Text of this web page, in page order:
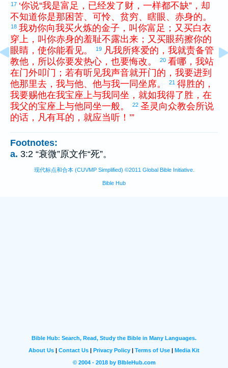
17 ‘你说“我是富足 ， 已经发了财 ， 一样都不缺” ， 却
不知道你是那 困苦、 可怜、 贫穷、 瞎眼、 赤身的。
18 我劝你向我买火炼的金子 ， 叫 你富足 ； 又买白衣
穿上 ， 叫 你赤身的羞耻不露出来 ； 又买眼药擦你的
眼睛 ， 使你能看见。 19 凡我所疼爱的 ， 我就责备管
教他 ， 所以你要发热心 ， 也要悔改。 20 看哪 ， 我站
在门外叩门 ； 若有听见我声音就开门 的 ， 我要进到
他那里去 ， 我与他、 他与我一同 坐席。 21 得胜的 ，
我要赐他在我宝座上与我同 坐 ， 就如我得了胜 ， 在
我父的宝座上与他同 坐一般。 22 圣灵 向众教会所说
的话 ， 凡有耳的 ， 就应当听 ！ ’”
Footnotes:
a. 3:2 “衰微”原文作“死”。
现代标点和合本 (CUVMP Simplified) ©2011 Global Bible Initiative.
Bible Hub